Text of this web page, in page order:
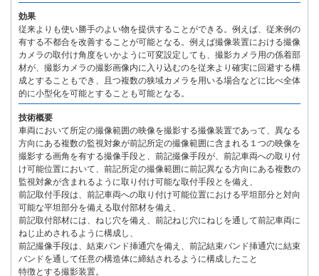
効果
従来よりも使い勝手のよい物を提供することができる。例えば、従来例の
有する不都合を改善することが可能となる。例えば撮像装置における撮像
カメラの取付け角度をいかように可変設定しても、撮影カメラ用の係着部
材が、撮影カメラの撮影画像内に入り込むのを従来より確実に回避する構
成とすることもでき、且つ複数の狭域カメラを用いる場合などに比べ全体
的に小型化を可能とすることも可能となる。
技術概要
車両において所定の撮像範囲の映像を撮影する撮像装置であって、異なる
方向にある複数の監視対象が前記所定の撮像範囲に含まれる１つの映像を
撮影する画角を有する撮像手段と、前記撮像手段が、前記車両への取り付
け可能位置において、前記所定の撮像範囲に前記異なる方向にある複数の
監視対象が含まれるように取り付け可能な取付手段とを備え、
前記取付手段は、前記車両への取り付け可能位置における平坦部分と対向
可能な平坦部分を備える取付部材を備え、
前記取付部材には、ねじ穴を備え、前記ねじ穴にねじを通して前記車両に
ねじ止めされるように構成し、
前記撮像手段は、結束バンド挿通穴を備え、前記結束バンド挿通穴に結束
バンドを通して任意の構造体に締結されるように構成したこと
特徴とする撮影装置。